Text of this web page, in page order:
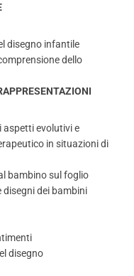
disegno infantile
dello
aspetti evolutivi e
in situazioni di
bambino sul foglio
dei bambini
disegno